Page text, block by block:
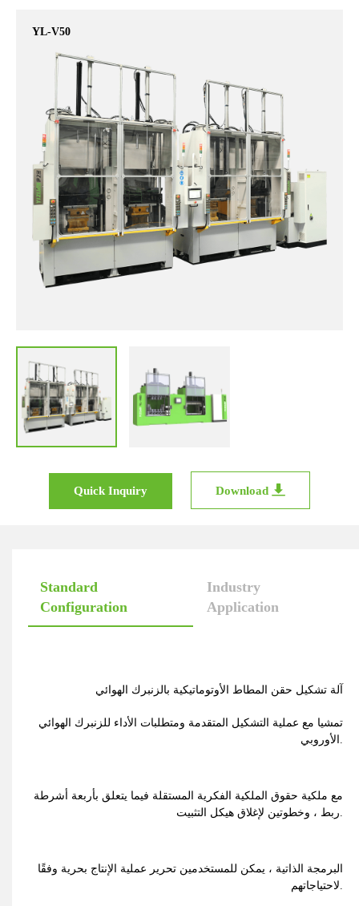
YL-V50
Quick Inquiry Download
Standard
Configuration
Industry
Application
آلة تشكيل حقن المطاط الأوتوماتيكية بالزنبرك الهوائي
تمشيا مع عملية التشكيل المتقدمة ومتطلبات الأداء للزنبرك الهوائي
الأوروبي.
مع ملكية حقوق الملكية الفكرية المستقلة فيما يتعلق بأربعة أشرطة
ربط ، وخطوتين لإغلاق هيكل التثبيت.
البرمجة الذاتية ، يمكن للمستخدمين تحرير عملية الإنتاج بحرية وفقًا
لاحتياجاتهم.